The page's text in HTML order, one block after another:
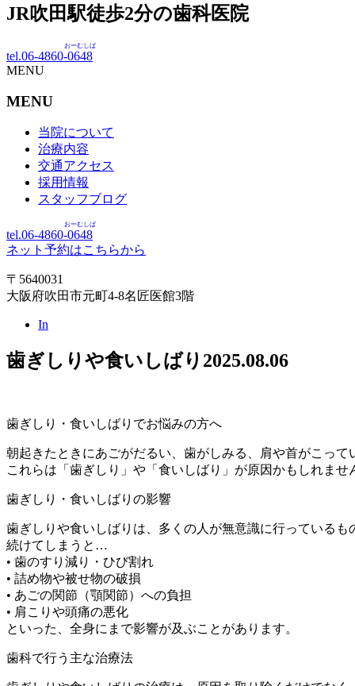
JR吹田駅徒歩2分の歯科医院
tel.06-4860-0648
おーむしば
MENU
MENU
当院について
治療内容
交通アクセス
採用情報
スタッフブログ
tel.06-4860-0648
おーむしば
ネット予約はこちらから
〒5640031
大阪府吹田市元町4-8名匠医館3階
In
歯ぎしりや食いしばり 2025.08.06
歯ぎしり・食いしばりでお悩みの方へ
朝起きたときにあごがだるい、歯がしみる、肩や首がこっ
これらは「歯ぎしり」や「食いしばり」が原因かもしれませ
歯ぎしり・食いしばりの影響
歯ぎしりや食いしばりは、多くの人が無意識に行っている
続けてしまうと…
• 歯のすり減り・ひび割れ
• 詰め物や被せ物の破損
• あごの関節（顎関節）への負担
• 肩こりや頭痛の悪化
といった、全身にまで影響が及ぶことがあります。
歯科で行う主な治療法